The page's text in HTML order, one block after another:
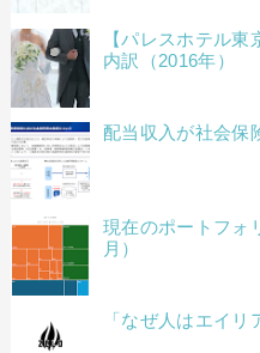
【パレスホテル
内訳（2016年）
配当収入が社会保
現在のポートフォ
月）
「なぜ人はエイリ